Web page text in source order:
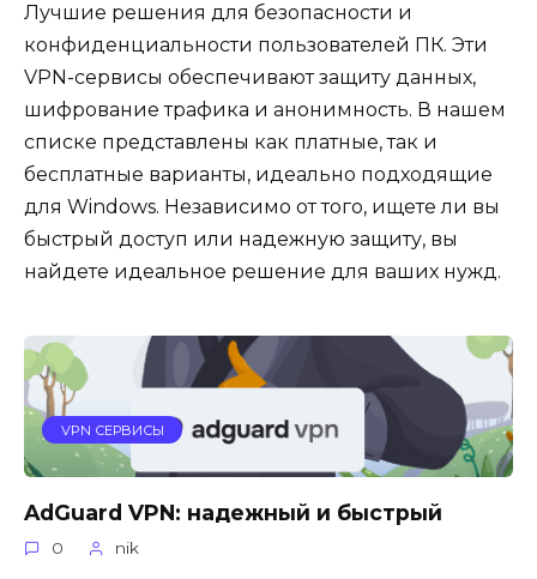
Лучшие решения для безопасности и
конфиденциальности пользователей ПК. Эти
VPN-сервисы обеспечивают защиту данных,
шифрование трафика и анонимность. В нашем
списке представлены как платные, так и
бесплатные варианты, идеально подходящие
для Windows. Независимо от того, ищете ли вы
быстрый доступ или надежную защиту, вы
найдете идеальное решение для ваших нужд.
VPN СЕРВИСЫ
AdGuard VPN: надежный и быстрый
0 nik